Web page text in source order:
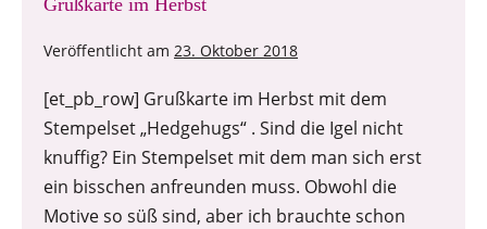
Veröffentlicht am 23. Oktober 2018
[et_pb_row] Grußkarte im Herbst mit dem
Stempelset „Hedgehugs“ . Sind die Igel nicht
knuffig? Ein Stempelset mit dem man sich erst
ein bisschen anfreunden muss. Obwohl die
Motive so süß sind, aber ich brauchte schon